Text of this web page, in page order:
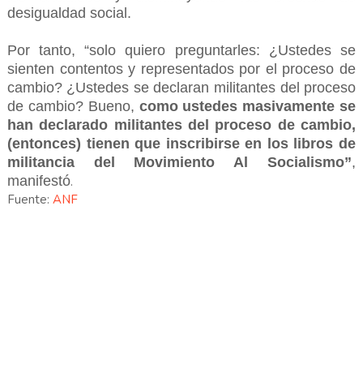
desigualdad social.
Por tanto, “solo quiero preguntarles: ¿Ustedes se
sienten contentos y representados por el proceso de
cambio? ¿Ustedes se declaran militantes del proceso
de cambio? Bueno, como ustedes masivamente se
han declarado militantes del proceso de cambio,
(entonces) tienen que inscribirse en los libros de
militancia del Movimiento Al Socialismo”,
manifestó.
Fuente: ANF